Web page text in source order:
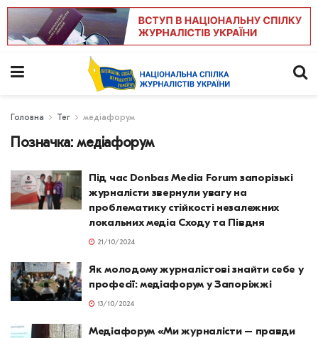
Головна Тег медіафорум
Позначка: медіафорум
Під час Donbas Media Forum запорізькі
журналісти звернули увагу на
проблематику стійкості незалежних
локальних медіа Сходу та Півдня
21/10/2024
Як молодому журналістові знайти себе у
професії: медіафорум у Запоріжжі
13/10/2024
Медіафорум «Ми журналісти – правди